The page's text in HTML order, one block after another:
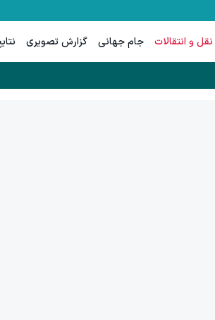
نقل و انتقالات جام جهانی گزارش تصویری